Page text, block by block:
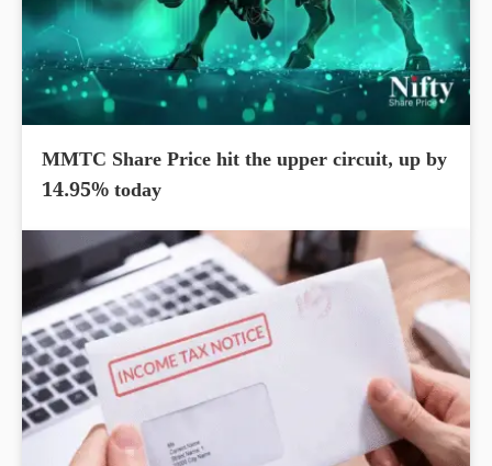
MMTC Share Price hit the upper circuit, up by
14.95% today